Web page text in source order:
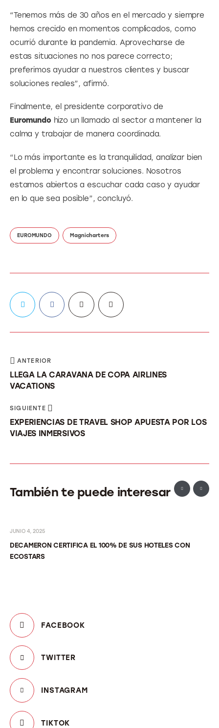
“Tenemos más de 30 años en el mercado y siempre
hemos crecido en momentos complicados, como
ocurrió durante la pandemia. Aprovecharse de
estas situaciones no nos parece correcto;
preferimos ayudar a nuestros clientes y buscar
soluciones reales”, afirmó.
Finalmente, el presidente corporativo de
Euromundo hizo un llamado al sector a mantener la
calma y trabajar de manera coordinada.
“Lo más importante es la tranquilidad, analizar bien
el problema y encontrar soluciones. Nosotros
estamos abiertos a escuchar cada caso y ayudar
en lo que sea posible”, concluyó.
EUROMUNDO Magnicharters
ANTERIOR
LLEGA LA CARAVANA DE COPA AIRLINES
VACATIONS
SIGUIENTE
EXPERIENCIAS DE TRAVEL SHOP APUESTA POR LOS
VIAJES INMERSIVOS
También te puede interesar
JUNIO 4, 2025
DECAMERON CERTIFICA EL 100% DE SUS HOTELES CON
ECOSTARS
FACEBOOK
TWITTER
INSTAGRAM
TIKTOK